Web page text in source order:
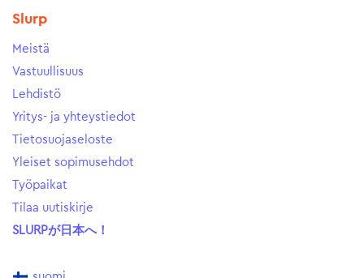
Slurp
Meistä
Vastuullisuus
Lehdistö
Yritys- ja yhteystiedot
Tietosuojaseloste
Yleiset sopimusehdot
Työpaikat
Tilaa uutiskirje
SLURPが日本へ！